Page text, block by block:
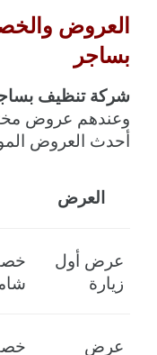
بساجر
شركة تنظيف
أحدث العروض
العرض
زيارة